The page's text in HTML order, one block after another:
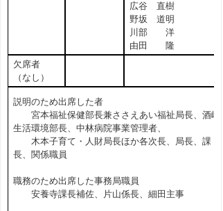
広谷 直樹
野坂 道明
川部 洋
由田 隆
欠席者
（なし）
説明のため出席した者
宮本福祉保健部長兼ささえあい福祉局長、酒嶋
生活環境部長、中林病院事業管理者、
木本子育て・人財局長ほか各次長、局長、課
長、関係職員
職務のため出席した事務局職員
安養寺課長補佐、片山係長、細田主事